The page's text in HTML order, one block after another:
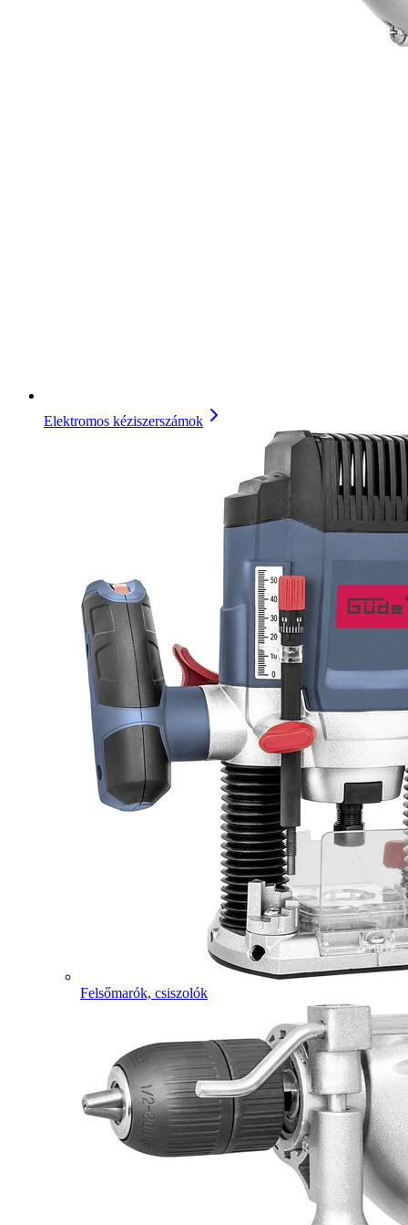
Elektromos kéziszerszámok
Felsőmarók, csiszolók